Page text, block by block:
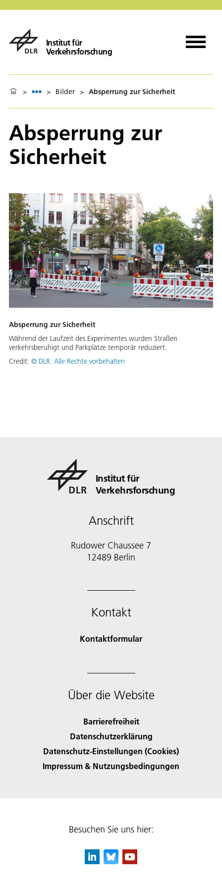
Institut für
Verkehrsforschung
> > Bilder > Absperrung zur Sicherheit
Absperrung zur
Sicherheit
Absperrung zur Sicherheit
Während der Laufzeit des Experimentes wurden Straßen
verkehrsberuhigt und Parkplätze temporär reduziert.
Credit: © DLR. Alle Rechte vorbehalten
Institut für
Verkehrsforschung
Anschrift
Rudower Chaussee 7
12489 Berlin
Kontakt
Kontaktformular
Über die Website
Barrierefreiheit
Datenschutzerklärung
Datenschutz-Einstellungen (Cookies)
Impressum & Nutzungsbedingungen
Besuchen Sie uns hier: